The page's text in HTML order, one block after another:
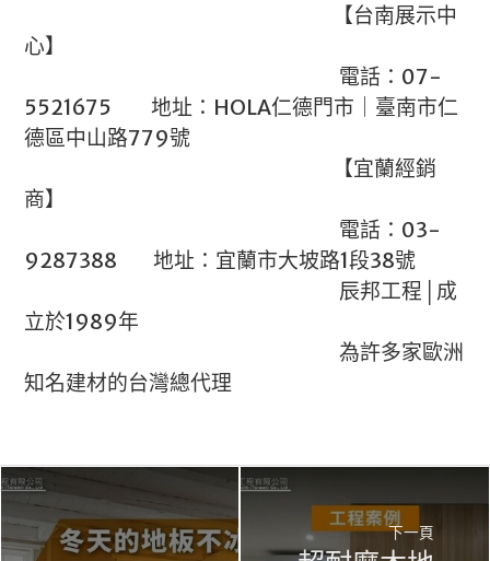
【台南展示中
心】
電話：07-
5521675 地址：HOLA仁德門市｜臺南市仁
德區中山路779號
【宜蘭經銷
商】
電話：03-
9287388 地址：宜蘭市大坡路1段38號
辰邦工程│成
立於1989年
為許多家歐洲
知名建材的台灣總代理
下一頁